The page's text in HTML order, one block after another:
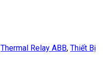
Thermal Relay ABB, Thiết Bị